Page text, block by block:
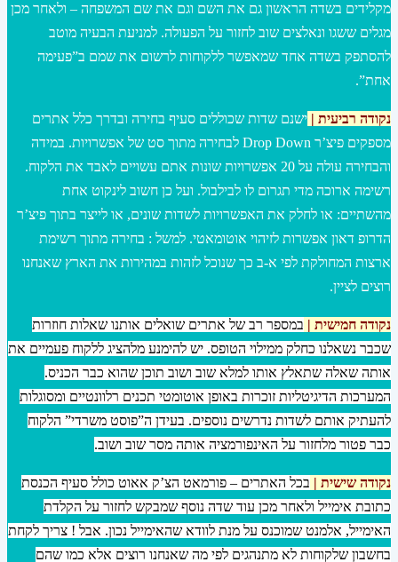
מקלידים בשדה הראשון גם את השם וגם את שם המשפחה – ולאחר מכן
מגלים ששגו ונאלצים שוב לחזור על הפעולה. למניעת הבעיה מוטב
להסתפק בשדה אחד שמאפשר ללקוחות לרשום את שמם ב”פעימה
אחת”.
נקודה רביעית | ישנם שדות שכוללים סעיף בחירה ובדרך כלל אתרים
מספקים פיצ’ר Drop Down לבחירה מתוך סט של אפשרויות. במידה
והבחירה עולה על 20 אפשרויות שונות אתם עשויים לאבד את הלקוח.
רשימה ארוכה מדי תגרום לו לבילבול. ועל כן חשוב לינקוט אחת
מהשתיים: או לחלק את האפשרויות לשדות שונים, או לייצר בתוך פיצ’ר
הדרופ דאון אפשרות לזיהוי אוטומאטי. למשל : בחירה מתוך רשימת
ארצות המחולקת לפי א-ב כך שנוכל לזהות במהירות את הארץ שאנחנו
רוצים לציין.
נקודה חמישית | במספר רב של אתרים שואלים אותנו שאלות חוזרות
שכבר נשאלנו כחלק ממילוי הטופס. יש להימנע מלהציג ללקוח פעמיים את
אותה שאלה שתאלץ אותו למלא שוב ושוב תוכן שהוא כבר הכניס.
המערכות הדיגיטליות זוכרות באופן אוטומטי תכנים רלוונטיים ומסוגלות
להעתיק אותם לשדות נדרשים נוספים. בעידן ה”פוסט משרדי” הלקוח
כבר פטור מלחזור על האינפורמציה אותה מסר שוב ושוב.
נקודה שישית | בכל האתרים – פורמאט הצ’ק אאוט כולל סעיף הכנסת
כתובת אימייל ולאחר מכן עוד שדה נוסף שמבקש לחזור על הקלדת
האימייל, אלמנט שמוכנס על מנת לוודא שהאימייל נכון. אבל ! צריך לקחת
בחשבון שלקוחות לא מתנהגים לפי מה שאנחנו רוצים אלא כמו שהם